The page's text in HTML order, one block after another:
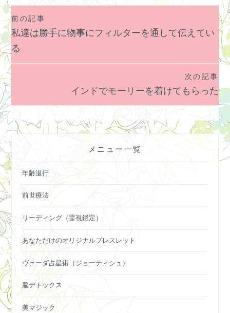
投
稿
ナ
ビ
ゲ
ー
シ
ョ
ン
前の記事
私達は勝手に物事にフィルターを通して伝えてい
る
次の記事
インドでモーリーを着けてもらった
メニュー一覧
年齢退行
前世療法
リーディング（霊視鑑定）
あなただけのオリジナルブレスレット
ヴェーダ占星術（ジョーティシュ）
脳デトックス
美マジック